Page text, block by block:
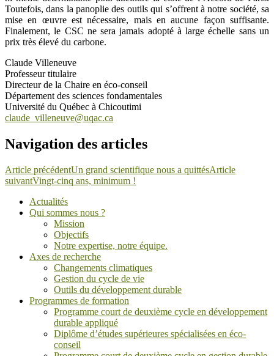
Toutefois, dans la panoplie des outils qui s’offrent à notre société, sa
mise en œuvre est nécessaire, mais en aucune façon suffisante.
Finalement, le CSC ne sera jamais adopté à large échelle sans un
prix très élevé du carbone.
Claude Villeneuve
Professeur titulaire
Directeur de la Chaire en éco-conseil
Département des sciences fondamentales
Université du Québec à Chicoutimi
claude_villeneuve@uqac.ca
Navigation des articles
Article précédentUn grand scientifique nous a quittésArticle
suivantVingt-cinq ans, minimum !
Actualités
Qui sommes nous ?
Mission
Objectifs
Notre expertise, notre équipe.
Axes de recherche
Changements climatiques
Gestion du cycle de vie
Outils du développement durable
Programmes de formation
Programme court de deuxième cycle en développement
durable appliqué
Diplôme d’études supérieures spécialisées en éco-
conseil